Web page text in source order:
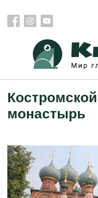
монастырь